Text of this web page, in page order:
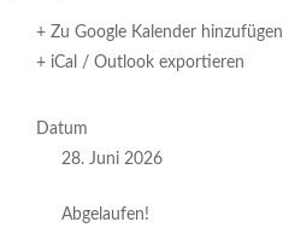
+ Zu Google Kalender hinzufügen
+ iCal / Outlook exportieren
Datum
28. Juni 2026
Abgelaufen!